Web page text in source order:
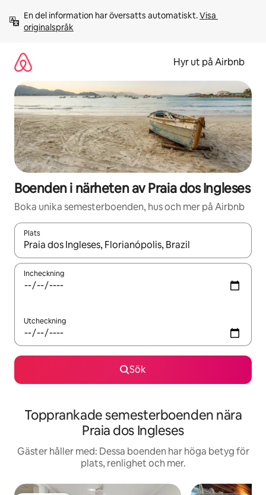
innehåll
En del information har översatts automatiskt. Visa
originalspråk
Hyr ut på Airbnb
Boenden i närheten av Praia dos Ingleses
Boka unika semesterboenden, hus och mer på Airbnb
Plats
När resultaten är tillgängliga kan du navigera med upp- och
Incheckning
Utcheckning
Sök
Topprankade semesterboenden nära
Praia dos Ingleses
Gäster håller med: Dessa boenden har höga betyg för
plats, renlighet och mer.